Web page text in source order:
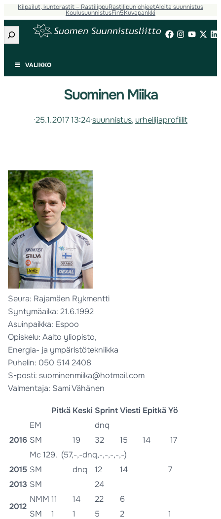
Kilpailut, kuntorastit – RastilippuRastilipun ohjeetAloita suunnistus
KoulusuunnistusFin5Kuvapankki
Etsi
VALIKKO
Suominen Miika
·25.1.2017 13:24·suunnistus, urheilijaprofiilit
Seura: Rajamäen Rykmentti
Syntymäaika: 21.6.1992
Asuinpaikka: Espoo
Opiskelu: Aalto yliopisto,
Energia- ja ympäristötekniikka
Puhelin: 050 514 2408
S-posti: suominenmiika@hotmail.com
Valmentaja: Sami Vähänen
Pitkä Keski SprintViesti EpitkäYö
2016
EM
dnq
SM
19 32 15 14
17
Mc 129. (57,-,-dnq,-,-,-,-,-)
2015 SM dnq 12 14
7
2013 SM 24
2012
NMM 11 14 22
6
SM
1 1 5 2 1